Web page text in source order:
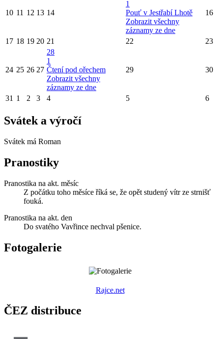
10 11 12 13 14
1
Pouť v Jestřabí Lhotě
Zobrazit všechny
záznamy ze dne
16
17 18 19 20 21 22 23
24 25 26 27
28
1
Čtení pod ořechem
Zobrazit všechny
záznamy ze dne
29 30
31 1 2 3 4 5 6
Svátek a výročí
Svátek má Roman
Pranostiky
Pranostika na akt. měsíc
Z počátku toho měsíce říká se, že opět studený vítr ze strnišť
fouká.
Pranostika na akt. den
Do svatého Vavřince nechval pšenice.
Fotogalerie
Rajce.net
ČEZ distribuce